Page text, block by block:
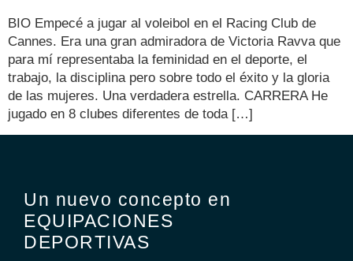
BIO Empecé a jugar al voleibol en el Racing Club de
Cannes. Era una gran admiradora de Victoria Ravva que
para mí representaba la feminidad en el deporte, el
trabajo, la disciplina pero sobre todo el éxito y la gloria
de las mujeres. Una verdadera estrella. CARRERA He
jugado en 8 clubes diferentes de toda […]
Un nuevo concepto en
EQUIPACIONES
DEPORTIVAS